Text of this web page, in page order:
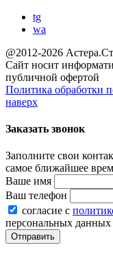
tg
wa
@2012-2026
Сайт носит
публичной офертой
Политика обработки
наверх
Заказать звонок
Заполните свои
самое ближайшее
Ваше имя
Ваш телефон
согласие с
персональных данных